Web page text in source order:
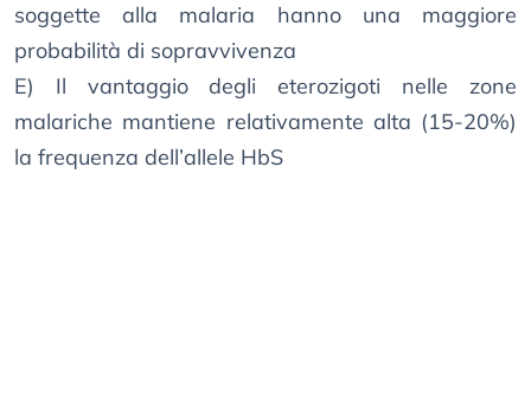
soggette alla malaria hanno una maggiore
probabilità di sopravvivenza
E) Il vantaggio degli eterozigoti nelle zone
malariche mantiene relativamente alta (15-20%)
la frequenza dell’allele HbS